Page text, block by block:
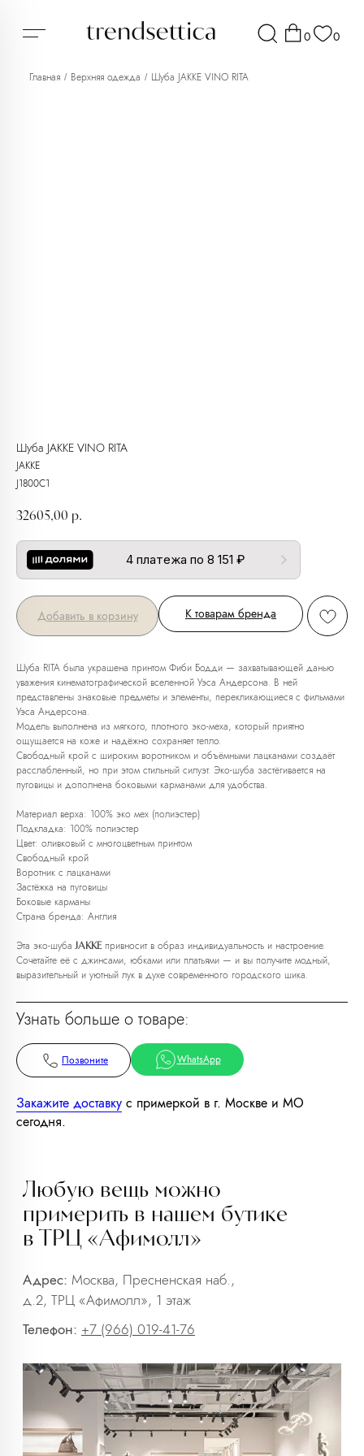
Главная / Верхняя одежда / Шуба JAKKE VINO RITA
Шуба JAKKE VINO RITA
JAKKE
J1800C1
32605,00 р.
4 платежа по 8 151 ₽
Добавить в корзину К товарам бренда
Шуба RITA была украшена принтом Фиби Бодди — захватывающей данью
уважения кинематографической вселенной Уэса Андерсона. В ней
представлены знаковые предметы и элементы, перекликающиеся с фильмами
Уэса Андерсона.
Модель выполнена из мягкого, плотного эко-меха, который приятно
ощущается на коже и надёжно сохраняет тепло.
Свободный крой с широким воротником и объёмными лацканами создаёт
расслабленный, но при этом стильный силуэт. Эко-шуба застёгивается на
пуговицы и дополнена боковыми карманами для удобства.
Материал верха: 100% эко мех (полиэстер)
Подкладка: 100% полиэстер
Цвет: оливковый с многоцветным принтом
Свободный крой
Воротник с лацканами
Застёжка на пуговицы
Боковые карманы
Страна бренда: Англия
Эта эко-шуба JAKKEпривносит в образ индивидуальность и настроение.
Сочетайте её с джинсами, юбками или платьями — и вы получите модный,
выразительный и уютный лук в духе современного городского шика.
Узнать больше о товаре:
Позвоните WhatsApp
Закажите доставку с примеркой в г. Москве и МО
сегодня.
Любую вещь можно
примерить в нашем бутике
в ТРЦ «Афимолл»
Адрес: Москва, Пресненская наб.,
Телефон: +7 (966) 019-41-76
+7 (966) 019-41-76
info@trendsettica.ru